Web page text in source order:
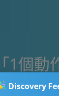
Discovery
1個